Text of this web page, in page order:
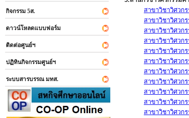
กิจกรรม 5ส.
ดาวน์โหลดแบบฟอร์ม
ติดต่อศูนย์ฯ
ปฏิทินกิจกรรมศูนย์ฯ
ระบบสารบรรณ มทส.
สาขาวิชาวิศวก
สาขาวิชาวิศวก
สาขาวิชาวิศวก
สาขาวิชาวิศวก
สาขาวิชาวิศวกร
สาขาวิชาวิศวก
สาขาวิชาวิศวก
สาขาวิชาวิศวก
สาขาวิชาวิศวก
สาขาวิชาวิศวก
สาขาวิชาวิศวก